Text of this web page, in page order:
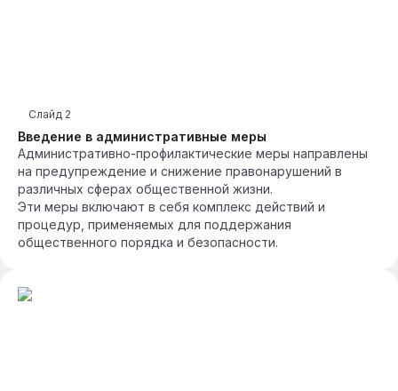
Введение в административные меры
Слайд 2
Административно-профилактические меры направлены
на предупреждение и снижение правонарушений в
различных сферах общественной жизни.
Эти меры включают в себя комплекс действий и
процедур, применяемых для поддержания
общественного порядка и безопасности.